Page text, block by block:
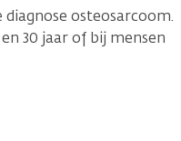
osteosarcoom.
30 jaar of bij mensen